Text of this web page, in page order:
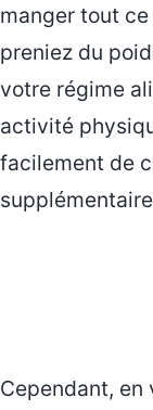
manger tout
preniez du
votre régime
activité
facilement de
Cependant,